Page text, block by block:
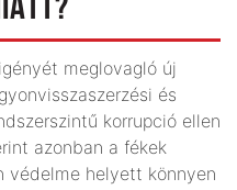
meglovagló új
és
korrupció ellen
azonban a fékek
védelme helyett könnyen